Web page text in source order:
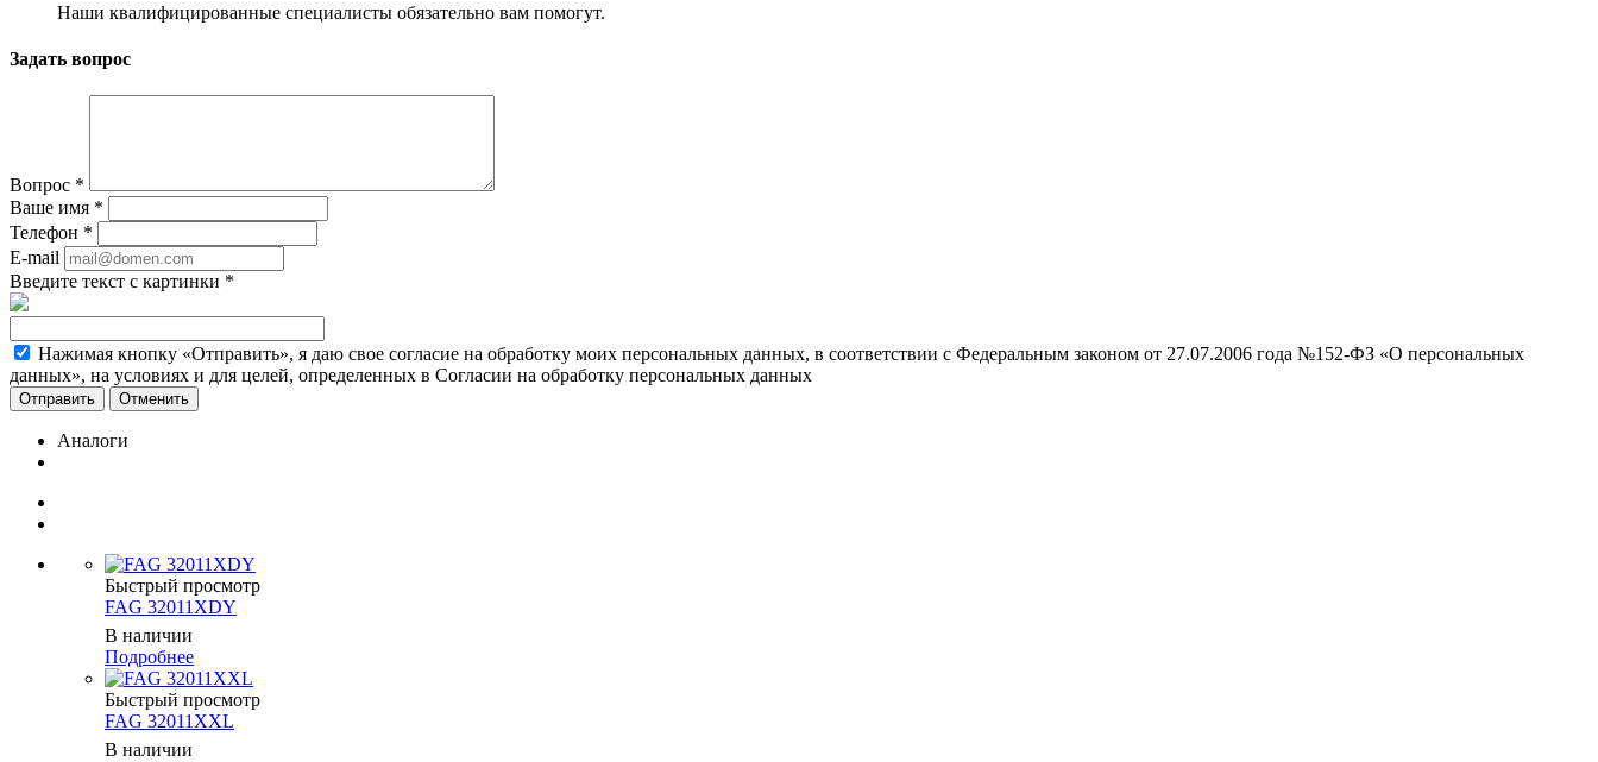
Наши квалифицированные специалисты обязательно вам помогут.
Задать вопрос
Вопрос *
Ваше имя *
Телефон *
E-mail
Введите текст с картинки *
Нажимая кнопку «Отправить», я даю свое согласие на обработку моих персональных данных, в соответствии с Федеральным законом от 27.07.2006 года №152-ФЗ «О персональных
данных», на условиях и для целей, определенных в Согласии на обработку персональных данных
Отменить
Аналоги
Быстрый просмотр
FAG 32011XDY
В наличии
Подробнее
Быстрый просмотр
FAG 32011XXL
В наличии